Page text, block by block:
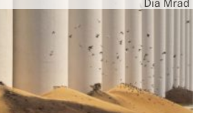
Dia Mrad